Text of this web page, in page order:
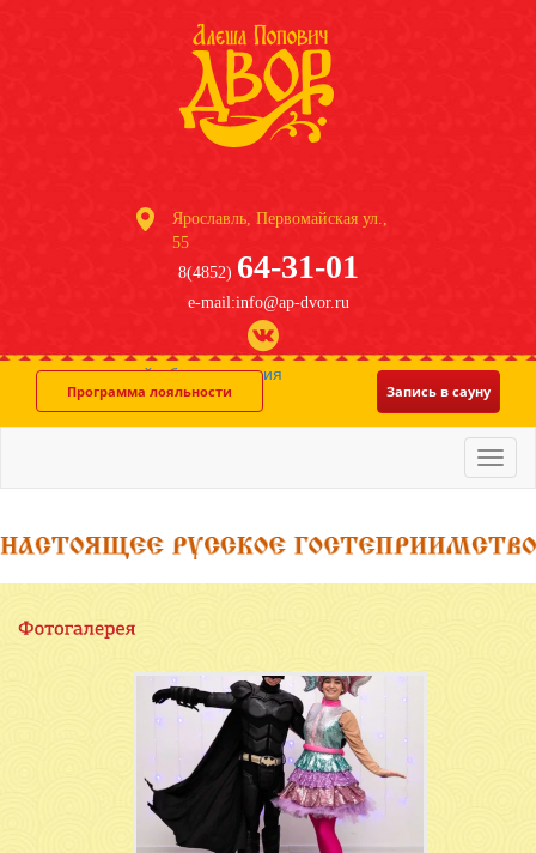
Ярославль, Первомайская ул.,
55
8(4852) 64-31-01
e-mail:info@ap-dvor.ru
система онлайн-бронирования
Программа лояльности Запись в сауну
Меню